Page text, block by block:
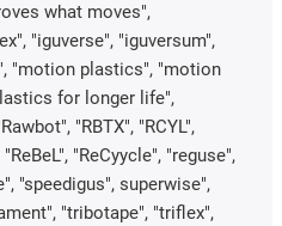
what moves",
"iguverse", "iguversum",
"motion plastics", "motion
for longer life",
"RBTX", "RCYL",
"ReCyycle", "reguse",
"speedigus", superwise",
"tribotape", "triflex",